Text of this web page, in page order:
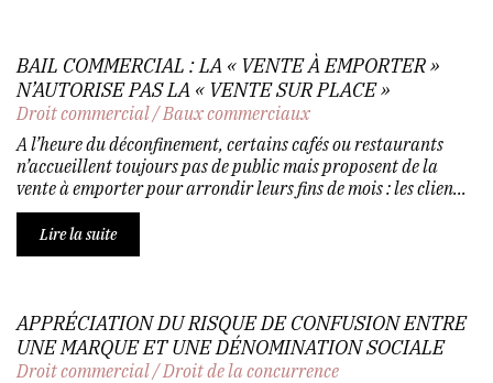
BAIL COMMERCIAL : LA « VENTE À EMPORTER »
N’AUTORISE PAS LA « VENTE SUR PLACE »
Droit commercial/Baux commerciaux
A l’heure du déconfinement, certains cafés ou restaurants
n’accueillent toujours pas de public mais proposent de la
vente à emporter pour arrondir leurs fins de mois : les clien...
Lire la suite
APPRÉCIATION DU RISQUE DE CONFUSION ENTRE
UNE MARQUE ET UNE DÉNOMINATION SOCIALE
Droit commercial/Droit de la concurrence